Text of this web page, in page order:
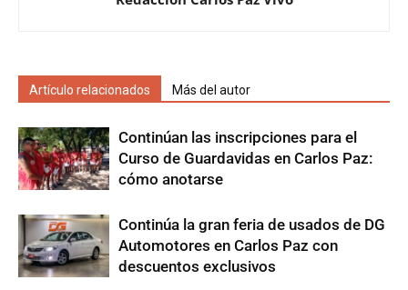
Artículo relacionados Más del autor
Continúan las inscripciones para el
Curso de Guardavidas en Carlos Paz:
cómo anotarse
Continúa la gran feria de usados de DG
Automotores en Carlos Paz con
descuentos exclusivos